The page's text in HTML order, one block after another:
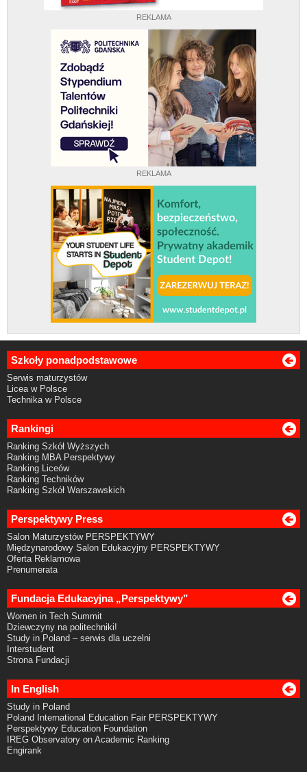
REKLAMA
REKLAMA
Szkoły ponadpodstawowe
Serwis maturzystów
Licea w Polsce
Technika w Polsce
Rankingi
Ranking Szkół Wyższych
Ranking MBA Perspektywy
Ranking Liceów
Ranking Techników
Ranking Szkół Warszawskich
Perspektywy Press
Salon Maturzystów PERSPEKTYWY
Międzynarodowy Salon Edukacyjny PERSPEKTYWY
Oferta Reklamowa
Prenumerata
Fundacja Edukacyjna „Perspektywy”
Women in Tech Summit
Dziewczyny na politechniki!
Study in Poland – serwis dla uczelni
Interstudent
Strona Fundacji
In English
Study in Poland
Poland International Education Fair PERSPEKTYWY
Perspektywy Education Foundation
IREG Observatory on Academic Ranking
Engirank